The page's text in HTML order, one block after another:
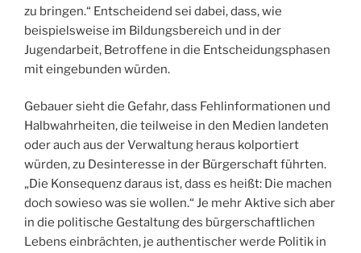
zu bringen.“ Entscheidend sei dabei, dass, wie
beispielsweise im Bildungsbereich und in der
Jugendarbeit, Betroffene in die Entscheidungsphasen
mit eingebunden würden.
Gebauer sieht die Gefahr, dass Fehlinformationen und
Halbwahrheiten, die teilweise in den Medien landeten
oder auch aus der Verwaltung heraus kolportiert
würden, zu Desinteresse in der Bürgerschaft führten.
„Die Konsequenz daraus ist, dass es heißt: Die machen
doch sowieso was sie wollen.“ Je mehr Aktive sich aber
in die politische Gestaltung des bürgerschaftlichen
Lebens einbrächten, je authentischer werde Politik in